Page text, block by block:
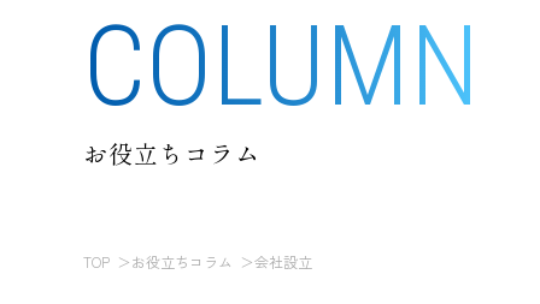
COLUMN
お役立ちコラム
TOP お役立ちコラム 会社設立